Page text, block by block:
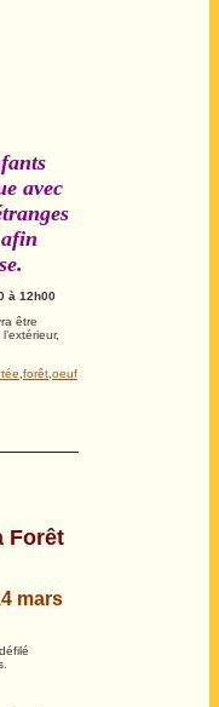
avec
à 12h00
être
,forêt,oeuf
Forêt
mars